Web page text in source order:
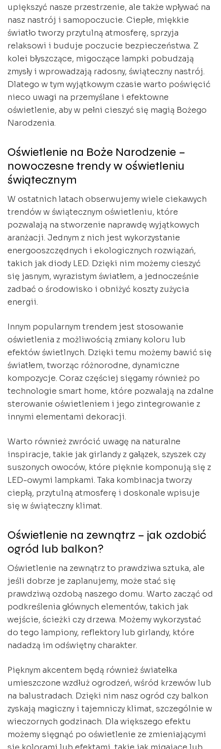
upiększyć nasze przestrzenie, ale także wpływać na
nasz nastrój i samopoczucie. Ciepłe, miękkie
światło tworzy przytulną atmosferę, sprzyja
relaksowi i buduje poczucie bezpieczeństwa. Z
kolei błyszczące, migoczące lampki pobudzają
zmysły i wprowadzają radosny, świąteczny nastrój.
Dlatego w tym wyjątkowym czasie warto poświęcić
nieco uwagi na przemyślane i efektowne
oświetlenie, aby w pełni cieszyć się magią Bożego
Narodzenia.
Oświetlenie na Boże Narodzenie –
nowoczesne trendy w oświetleniu
świątecznym
W ostatnich latach obserwujemy wiele ciekawych
trendów w świątecznym oświetleniu, które
pozwalają na stworzenie naprawdę wyjątkowych
aranżacji. Jednym z nich jest wykorzystanie
energooszczędnych i ekologicznych rozwiązań,
takich jak diody LED. Dzięki nim możemy cieszyć
się jasnym, wyrazistym światłem, a jednocześnie
zadbać o środowisko i obniżyć koszty zużycia
energii.
Innym popularnym trendem jest stosowanie
oświetlenia z możliwością zmiany koloru lub
efektów świetlnych. Dzięki temu możemy bawić się
światłem, tworząc różnorodne, dynamiczne
kompozycje. Coraz częściej sięgamy również po
technologie smart home, które pozwalają na zdalne
sterowanie oświetleniem i jego zintegrowanie z
innymi elementami dekoracji.
Warto również zwrócić uwagę na naturalne
inspiracje, takie jak girlandy z gałązek, szyszek czy
suszonych owoców, które pięknie komponują się z
LED-owymi lampkami. Taka kombinacja tworzy
ciepłą, przytulną atmosferę i doskonale wpisuje
się w świąteczny klimat.
Oświetlenie na zewnątrz – jak ozdobić
ogród lub balkon?
Oświetlenie na zewnątrz to prawdziwa sztuka, ale
jeśli dobrze je zaplanujemy, może stać się
prawdziwą ozdobą naszego domu. Warto zacząć od
podkreślenia głównych elementów, takich jak
wejście, ścieżki czy drzewa. Możemy wykorzystać
do tego lampiony, reflektory lub girlandy, które
nadadzą im odświętny charakter.
Pięknym akcentem będą również światełka
umieszczone wzdłuż ogrodzeń, wśród krzewów lub
na balustradach. Dzięki nim nasz ogród czy balkon
zyskają magiczny i tajemniczy klimat, szczególnie w
wieczornych godzinach. Dla większego efektu
możemy sięgnąć po oświetlenie ze zmieniającymi